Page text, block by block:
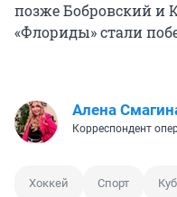
позже Бобровский и
«Флориды» стали
Алена
Корреспондент
Хоккей Спорт